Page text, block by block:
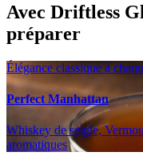
Avec Driftless
préparer
Élégance classique à
Perfect Manhattan
Whiskey de seigle,
aromatiques